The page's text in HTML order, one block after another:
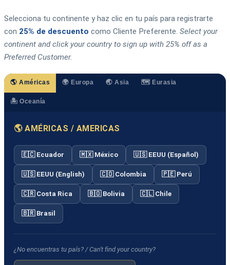
Selecciona tu continente y haz clic en tu país para registrarte
con 25% de descuento como Cliente Preferente. Select your
continent and click your country to sign up with 25% off as a
Preferred Customer.
🌎 Américas 🌍 Europa 🌏 Asia 🗺️ Eurasia
🏝️ Oceanía
🌎 AMÉRICAS / AMERICAS
🇪🇨 Ecuador 🇲🇽 México 🇺🇸 EEUU (Español)
🇺🇸 EEUU (English) 🇨🇴 Colombia 🇵🇪 Perú
🇨🇷 Costa Rica 🇧🇴 Bolivia 🇨🇱 Chile
🇧🇷 Brasil
¿No encuentras tu país? / Can't find your country?